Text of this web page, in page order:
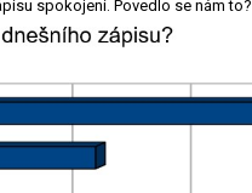
spokojeni. Povedlo se nám to?